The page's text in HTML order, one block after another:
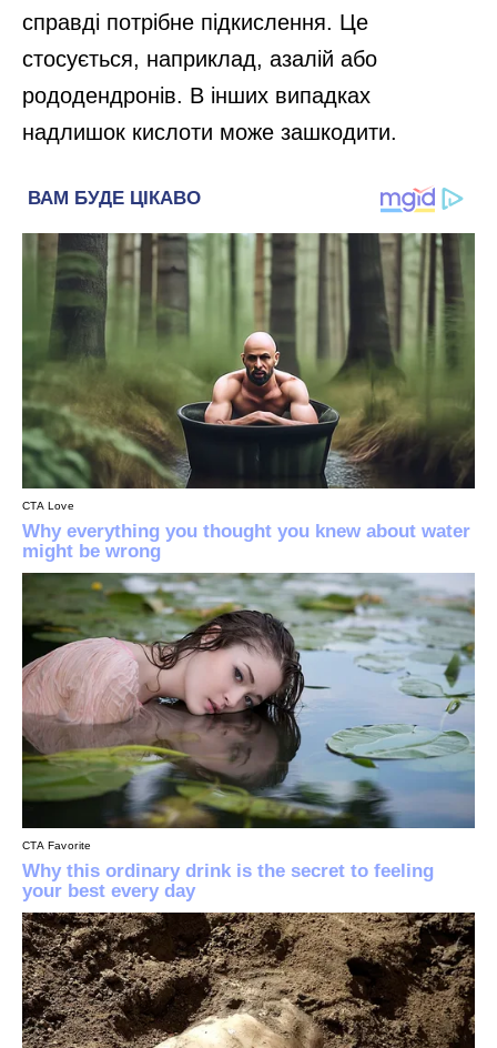
справді потрібне підкислення. Це
стосується, наприклад, азалій або
рододендронів. В інших випадках
надлишок кислоти може зашкодити.